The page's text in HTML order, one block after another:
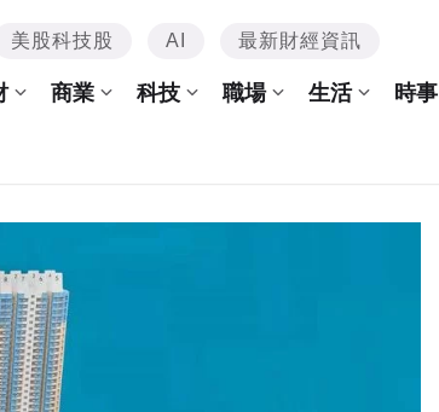
美股科技股 AI 最新財經資訊
商業 科技 職場 生活 時事